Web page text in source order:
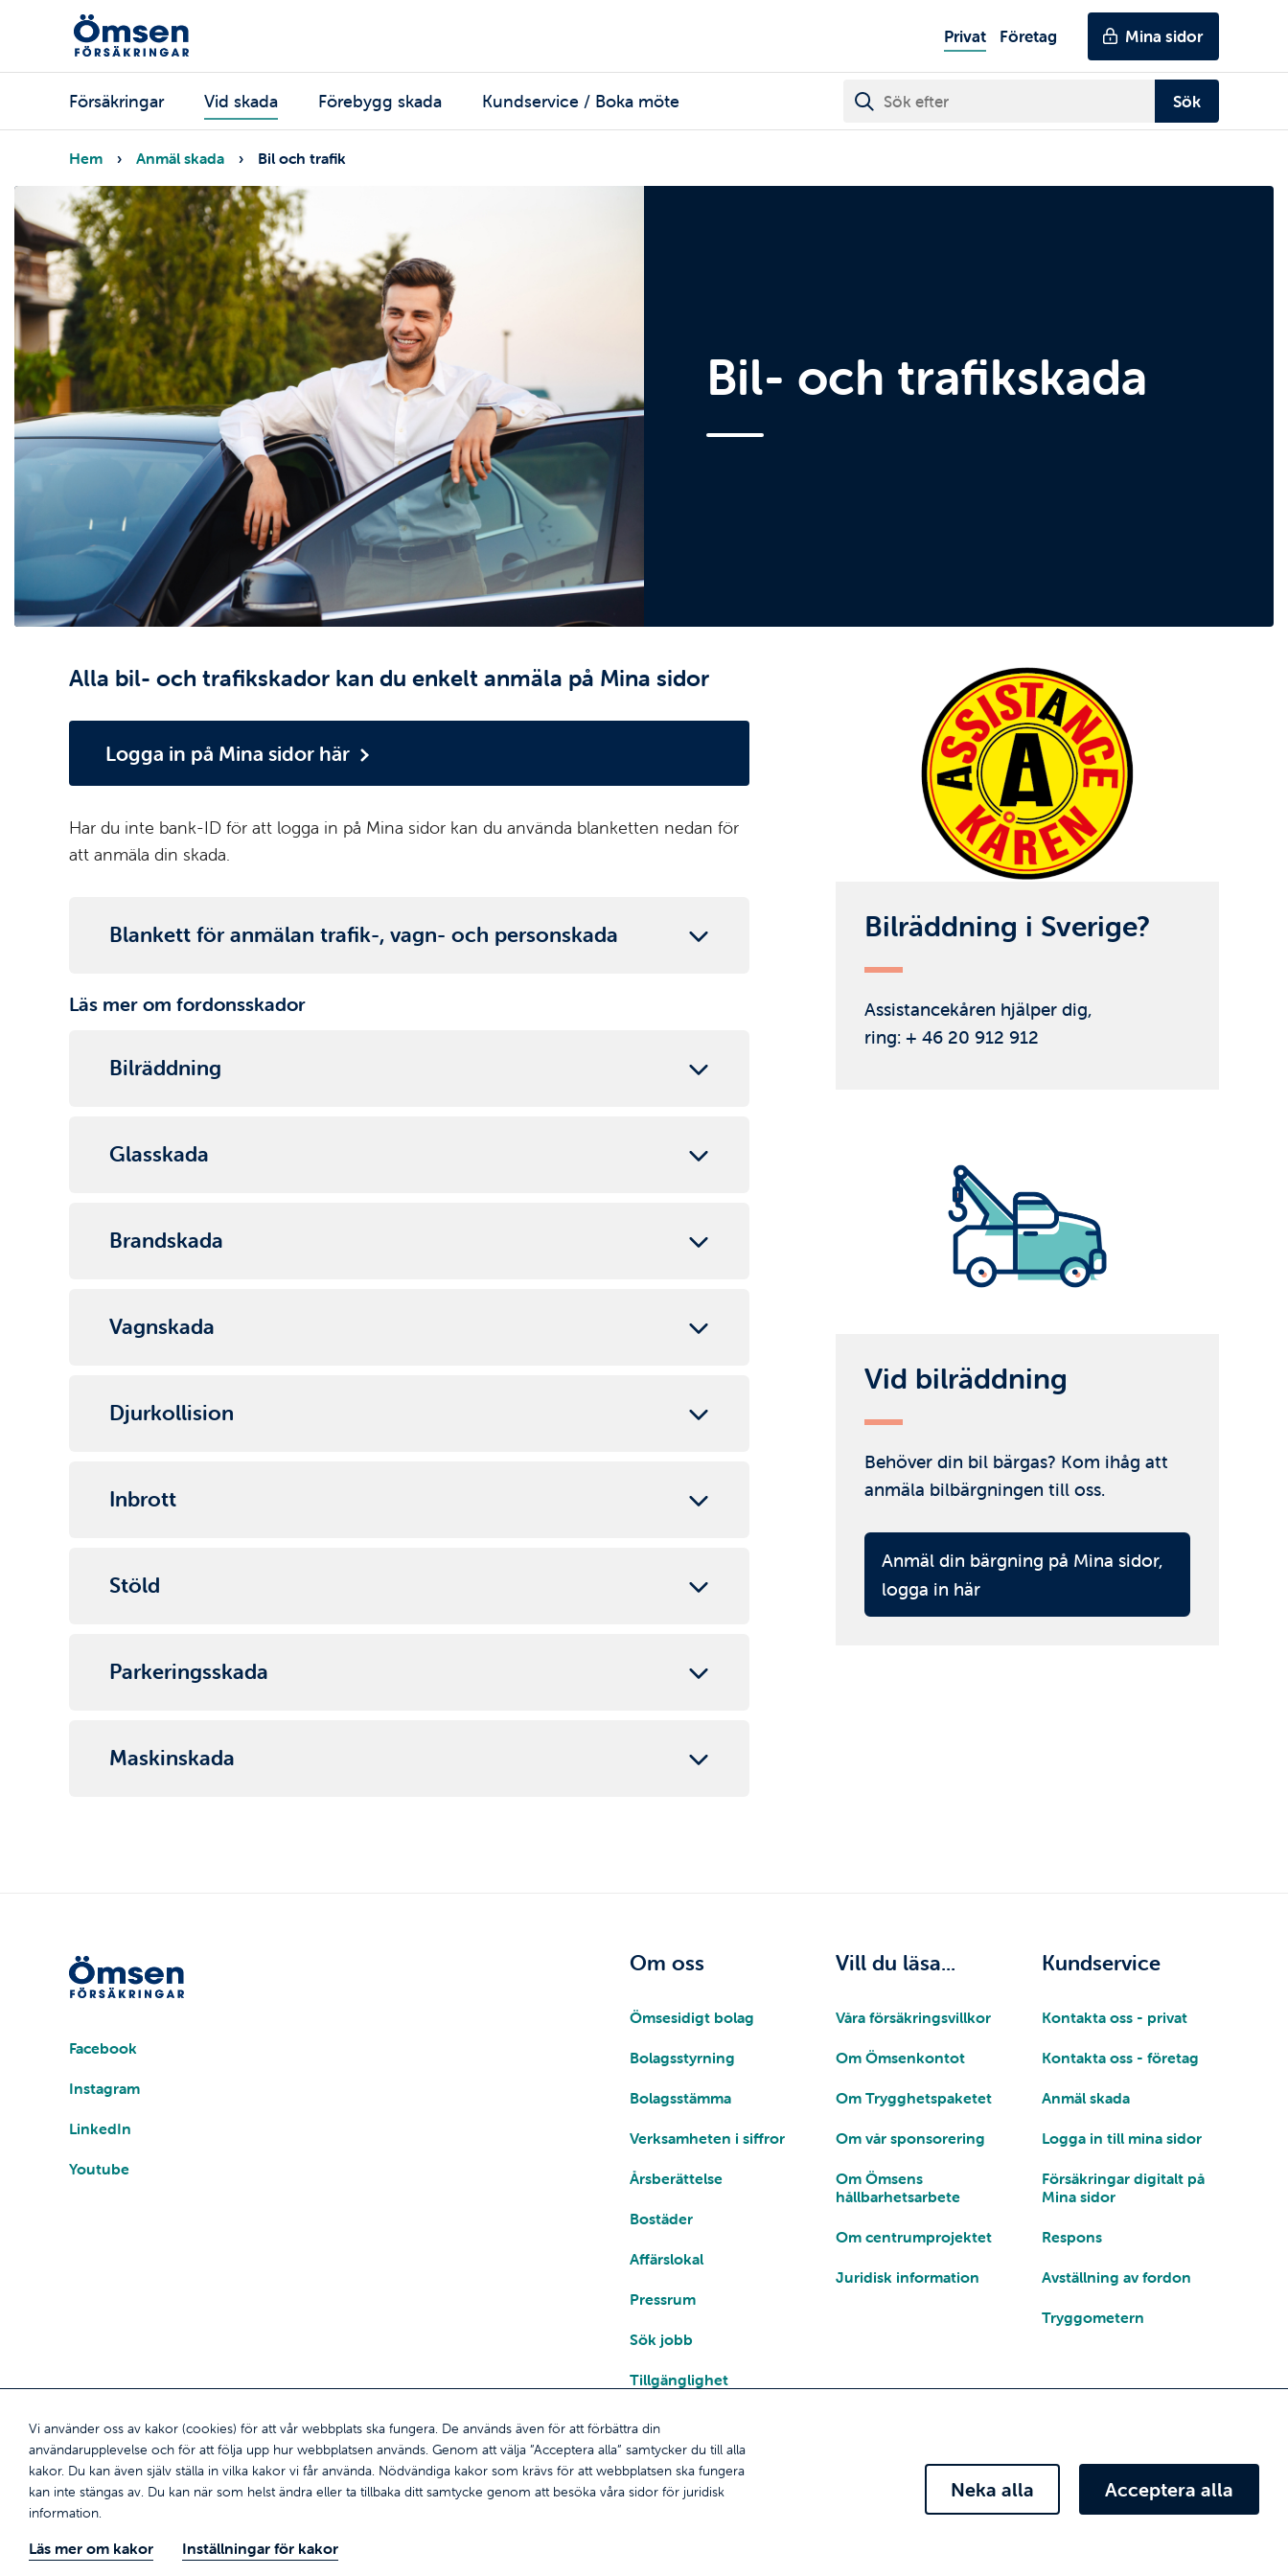
huvudinnehåll
Huvudmeny
Privat Företag Genvägar
Mina sidor
Huvudmeny
Försäkringar Vid skada Förebygg skada Kundservice / Boka möte
Länkstig
Hem Anmäl skada Bil och trafik
Bil- och trafikskada
Alla bil- och trafikskador kan du enkelt anmäla på Mina sidor
Logga in på Mina sidor här
Har du inte bank-ID för att logga in på Mina sidor kan du använda blanketten nedan för
att anmäla din skada.
Blankett för anmälan trafik-, vagn- och personskada
Läs mer om fordonsskador
Bilräddning
Glasskada
Brandskada
Vagnskada
Djurkollision
Inbrott
Stöld
Parkeringsskada
Maskinskada
Bilräddning i Sverige?
Assistancekåren hjälper dig,
ring: + 46 20 912 912
Vid bilräddning
Behöver din bil bärgas? Kom ihåg att
anmäla bilbärgningen till oss.
Anmäl din bärgning på Mina sidor,
logga in här
Sociala
medier
Facebook
Instagram
LinkedIn
Youtube
Om oss
Ömsesidigt bolag
Bolagsstyrning
Bolagsstämma
Verksamheten i siffror
Årsberättelse
Bostäder
Affärslokal
Pressrum
Sök jobb
Tillgänglighet
Vill du läsa...
Våra försäkringsvillkor
Om Ömsenkontot
Om Trygghetspaketet
Om vår sponsorering
Om Ömsens
hållbarhetsarbete
Om centrumprojektet
Juridisk information
Kundservice
Kontakta oss - privat
Kontakta oss - företag
Anmäl skada
Logga in till mina sidor
Försäkringar digitalt på
Mina sidor
Respons
Avställning av fordon
Tryggometern
Ring oss 018 27 600
© Ömsen försäkringar - Ålands Ömsesidiga Försäkringsbolag
* Ömsen debiterar ingen avgift för samtal till våra servicenummer.
Vi använder oss av kakor (cookies) för att vår webbplats ska fungera. De används även för att förbättra din
användarupplevelse och för att följa upp hur webbplatsen används. Genom att välja ”Acceptera alla” samtycker du till alla
kakor. Du kan även själv ställa in vilka kakor vi får använda. Nödvändiga kakor som krävs för att webbplatsen ska fungera
kan inte stängas av. Du kan när som helst ändra eller ta tillbaka ditt samtycke genom att besöka våra sidor för juridisk
information.
Läs mer om kakor Inställningar för kakor
Neka alla Acceptera alla